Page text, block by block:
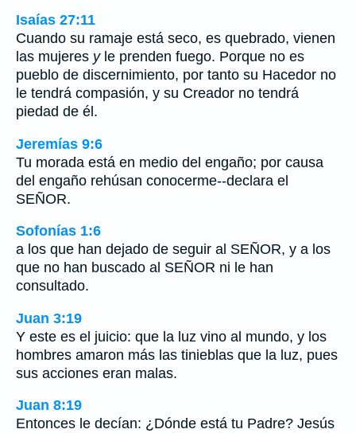
Isaías 27:11
Cuando su ramaje está seco, es quebrado, vienen
las mujeres yle prenden fuego. Porque no es
pueblo de discernimiento, por tanto su Hacedor no
le tendrá compasión, y su Creador no tendrá
piedad de él.
Jeremías 9:6
Tu morada está en medio del engaño; por causa
del engaño rehúsan conocerme--declara el
SEÑOR.
Sofonías 1:6
a los que han dejado de seguir al SEÑOR, y a los
que no han buscado al SEÑOR ni le han
consultado.
Juan 3:19
Y este es el juicio: que la luz vino al mundo, y los
hombres amaron más las tinieblas que la luz, pues
sus acciones eran malas.
Juan 8:19
Entonces le decían: ¿Dónde está tu Padre? Jesús